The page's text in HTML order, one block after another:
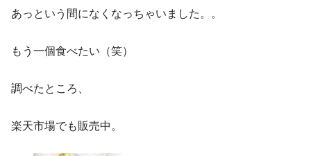
あっという間になくなっちゃいました。。
もう一個食べたい（笑）
調べたところ、
楽天市場でも販売中。